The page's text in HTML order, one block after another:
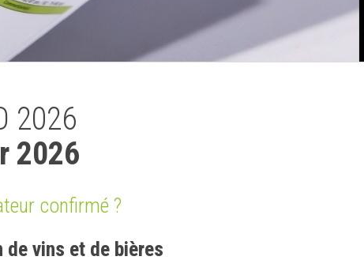
2026
2026
confirmé ?
de vins et de bières